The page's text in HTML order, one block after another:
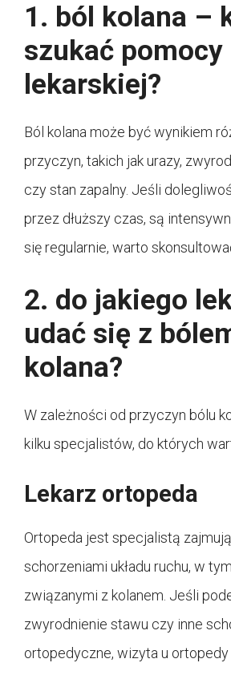
1. ból kolana –
szukać pomocy
lekarskiej?
Ból kolana może być wynikiem
przyczyn, takich jak urazy,
czy stan zapalny. Jeśli
przez dłuższy czas, są
się regularnie, warto
2. do jakiego
udać się z
kolana?
W zależności od przyczyn bólu
kilku specjalistów, do których
Lekarz ortopeda
Ortopeda jest specjalistą
schorzeniami układu ruchu, w
związanymi z kolanem. Jeśli
zwyrodnienie stawu czy inne
ortopedyczne, wizyta u ortopedy